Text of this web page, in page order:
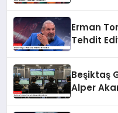
Erman
Tehdit
Beşiktaş
Alper